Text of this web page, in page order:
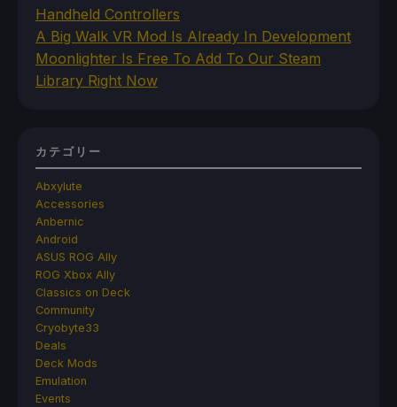
Handheld Controllers
A Big Walk VR Mod Is Already In Development
Moonlighter Is Free To Add To Our Steam
Library Right Now
カテゴリー
Abxylute
Accessories
Anbernic
Android
ASUS ROG Ally
ROG Xbox Ally
Classics on Deck
Community
Cryobyte33
Deals
Deck Mods
Emulation
Events